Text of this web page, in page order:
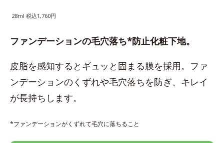
28ml 税込1,760円
ファンデーションの毛穴落ち*防止化粧下地。
皮脂を感知するとギュッと固まる膜を採用。ファ
ンデーションのくずれや毛穴落ちを防ぎ、キレイ
が長持ちします。
*ファンデーションがくずれて毛穴に落ちること